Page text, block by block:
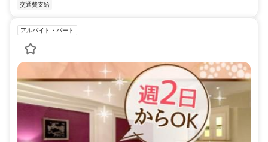
交通費支給
アルバイト・パート